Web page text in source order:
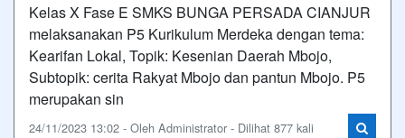
Kelas X Fase E SMKS BUNGA PERSADA CIANJUR
melaksanakan P5 Kurikulum Merdeka dengan tema:
Kearifan Lokal, Topik: Kesenian Daerah Mbojo,
Subtopik: cerita Rakyat Mbojo dan pantun Mbojo. P5
merupakan sin
24/11/2023 13:02 - Oleh Administrator - Dilihat 877 kali